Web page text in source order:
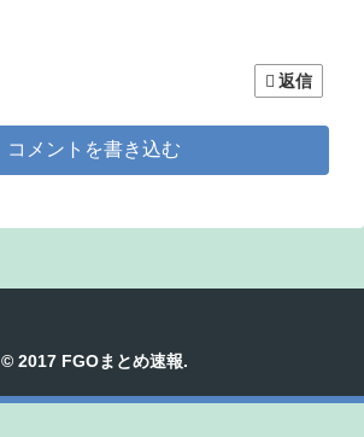
返信
コメントを書き込む
© 2017 FGOまとめ速報.